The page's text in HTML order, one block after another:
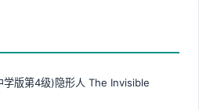
学版第4级)隐形人 The Invisible